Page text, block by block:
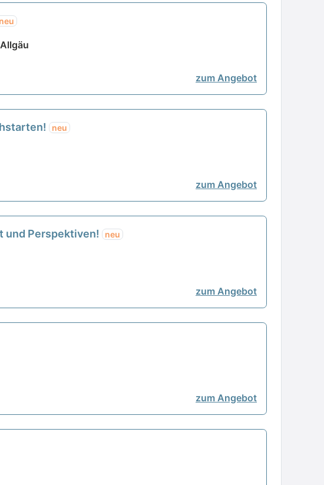
neu
zum Angebot
neu
zum Angebot
und Perspektiven! neu
zum Angebot
zum Angebot